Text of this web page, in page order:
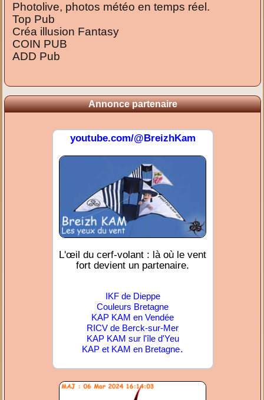
Photolive, photos météo en temps réel.
Top Pub
Créa illusion Fantasy
COIN PUB
ADD Pub
Annonce partenaire
youtube.com/@BreizhKam
L'œil du cerf-volant : là où le vent
fort devient un partenaire.
IKF de Dieppe
Couleurs Bretagne
KAP KAM en Vendée
RICV de Berck-sur-Mer
KAP KAM sur l'île d'Yeu
KAP et KAM en Bretagne.